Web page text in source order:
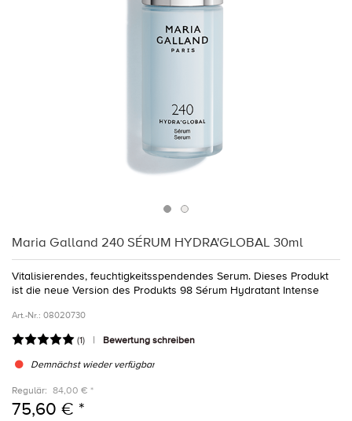
Maria Galland 240 SÉRUM HYDRA'GLOBAL 30ml
Vitalisierendes, feuchtigkeitsspendendes Serum. Dieses Produkt
ist die neue Version des Produkts 98 Sérum Hydratant Intense
Art.-Nr.: 08020730
(1) Bewertung schreiben
Demnächst wieder verfügbar
Regulär: 84,00 € *
75,60 € *